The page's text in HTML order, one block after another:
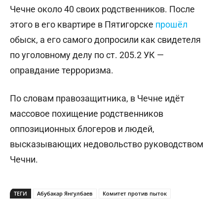
Чечне около 40 своих родственников. После
этого в его квартире в Пятигорске прошёл
обыск, а его самого допросили как свидетеля
по уголовному делу по ст. 205.2 УК —
оправдание терроризма.
По словам правозащитника, в Чечне идёт
массовое похищение родственников
оппозиционных блогеров и людей,
высказывающих недовольство руководством
Чечни.
ТЕГИ Абубакар Янгулбаев
Комитет против пыток